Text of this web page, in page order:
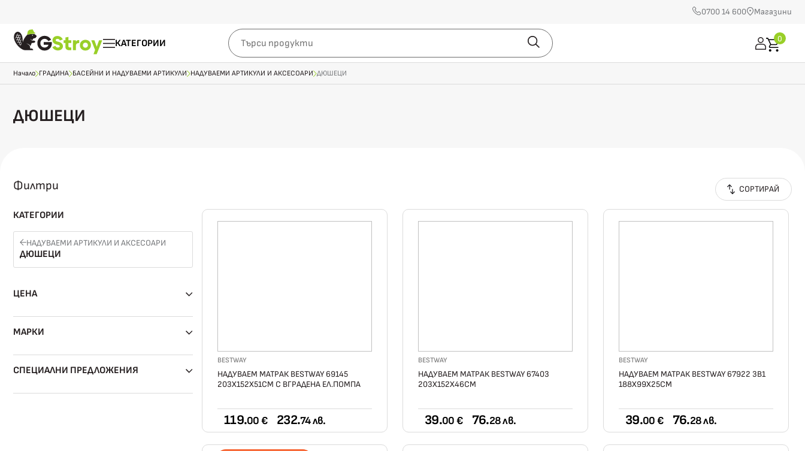
0700 14 600 Магазини
КАТЕГОРИИ 0
Начало ГРАДИНА БАСЕЙНИ И НАДУВАЕМИ АРТИКУЛИ НАДУВАЕМИ АРТИКУЛИ И АКСЕСОАРИ ДЮШЕЦИ
ДЮШЕЦИ
Филтри СОРТИРАЙ
КАТЕГОРИИ
НАДУВАЕМИ АРТИКУЛИ И АКСЕСОАРИ
ДЮШЕЦИ
ЦЕНА
МАРКИ
СПЕЦИАЛНИ ПРЕДЛОЖЕНИЯ
BESTWAY
НАДУВАЕМ МАТРАК BESTWAY 69145
203Х152Х51СМ С ВГРАДЕНА ЕЛ.ПОМПА
119.00 € 232.74 лв.
BESTWAY
НАДУВАЕМ МАТРАК BESTWAY 67403
203X152X46СМ
39.00 € 76.28 лв.
BESTWAY
НАДУВАЕМ МАТРАК BESTWAY 67922 3В1
188X99X25СМ
39.00 € 76.28 лв.